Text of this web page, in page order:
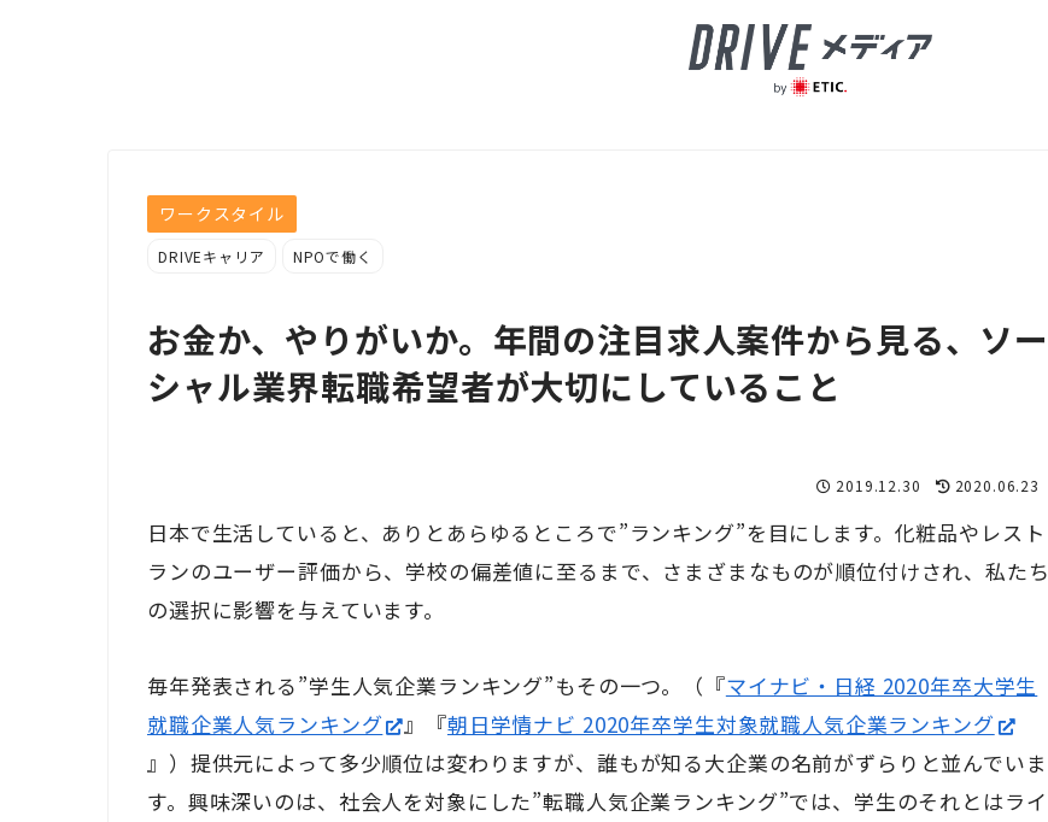
ワークスタイル
DRIVEキャリア NPOで働く
お金か、やりがいか。年間の注目求人案件から見る、ソー
シャル業界転職希望者が大切にしていること
2019.12.30 2020.06.23
日本で生活していると、ありとあらゆるところで”ランキング”を目にします。化粧品やレスト
ランのユーザー評価から、学校の偏差値に至るまで、さまざまなものが順位付けされ、私たち
の選択に影響を与えています。
毎年発表される”学生人気企業ランキング”もその一つ。（『マイナビ・日経 2020年卒大学生
就職企業人気ランキング
』『朝日学情ナビ 2020年卒学生対象就職人気企業ランキング
』）提供元によって多少順位は変わりますが、誰もが知る大企業の名前がずらりと並んでいま
す。興味深いのは、社会人を対象にした”転職人気企業ランキング”では、学生のそれとはライ